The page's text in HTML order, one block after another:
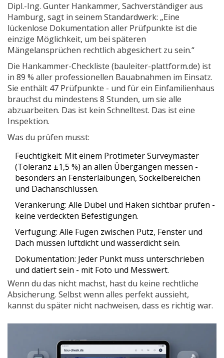
Dipl.-Ing. Gunter Hankammer, Sachverständiger aus
Hamburg, sagt in seinem Standardwerk: „Eine
lückenlose Dokumentation aller Prüfpunkte ist die
einzige Möglichkeit, um bei späteren
Mängelansprüchen rechtlich abgesichert zu sein.“
Die Hankammer-Checkliste (bauleiter-plattform.de) ist
in 89 % aller professionellen Bauabnahmen im Einsatz.
Sie enthält 47 Prüfpunkte - und für ein Einfamilienhaus
brauchst du mindestens 8 Stunden, um sie alle
abzuarbeiten. Das ist kein Schnelltest. Das ist eine
Inspektion.
Was du prüfen musst:
Feuchtigkeit: Mit einem Protimeter Surveymaster
(Toleranz ±1,5 %) an allen Übergängen messen -
besonders an Fensterlaibungen, Sockelbereichen
und Dachanschlüssen.
Verankerung: Alle Dübel und Haken sichtbar prüfen -
keine verdeckten Befestigungen.
Verfugung: Alle Fugen zwischen Putz, Fenster und
Dach müssen luftdicht und wasserdicht sein.
Dokumentation: Jeder Punkt muss unterschrieben
und datiert sein - mit Foto und Messwert.
Wenn du das nicht machst, hast du keine rechtliche
Absicherung. Selbst wenn alles perfekt aussieht,
kannst du später nicht nachweisen, dass es richtig war.